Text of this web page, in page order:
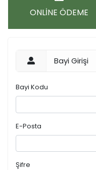
ONLİNE ÖDEME
Bayi Girişi
Bayi Kodu
E-Posta
Şifre